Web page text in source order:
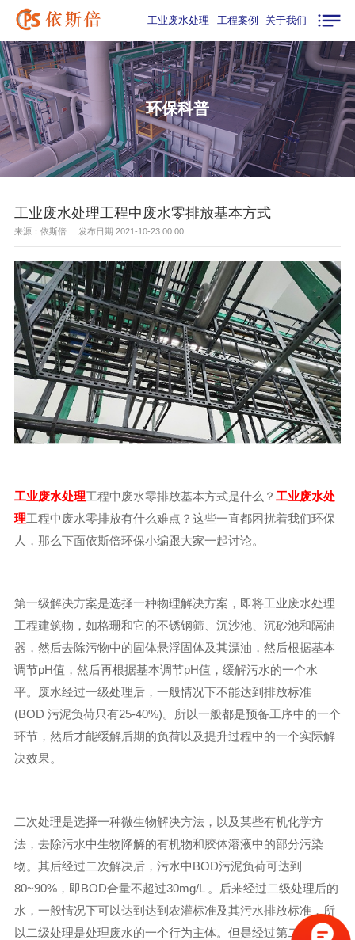
工业废水处理 工程案例 关于我们
环保科普
工业废水处理工程中废水零排放基本方式
来源：依斯倍 发布日期 2021-10-23 00:00
工业废水处理工程中废水零排放基本方式是什么？ 工业废水处
理工程中废水零排放有什么难点？这些一直都困扰着我们环保
人，那么下面依斯倍环保小编跟大家一起讨论。
第一级解决方案是选择一种物理解决方案，即将工业废水处理
工程建筑物，如格珊和它的不锈钢筛、沉沙池、沉砂池和隔油
器，然后去除污物中的固体悬浮固体及其漂油，然后根据基本
调节pH值，然后再根据基本调节pH值，缓解污水的一个水
平。废水经过一级处理后，一般情况下不能达到排放标准
(BOD 污泥负荷只有25-40%)。所以一般都是预备工序中的一个
环节，然后才能缓解后期的负荷以及提升过程中的一个实际解
决效果。
二次处理是选择一种微生物解决方法，以及某些有机化学方
法，去除污水中生物降解的有机物和胶体溶液中的部分污染
物。其后经过二次解决后，污水中BOD污泥负荷可达到
80~90%，即BOD合量不超过30mg/L 。后来经过二级处理后的
水，一般情况下可以达到达到农灌标准及其污水排放标准，所
以二级处理是处理废水的一个行为主体。但是经过第二次解的